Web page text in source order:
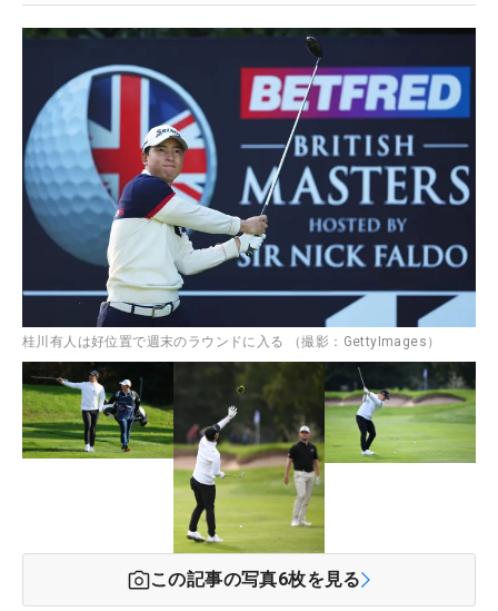
桂川有人は好位置で週末のラウンドに入る （撮影：GettyImages）
この記事の写真6枚を見る